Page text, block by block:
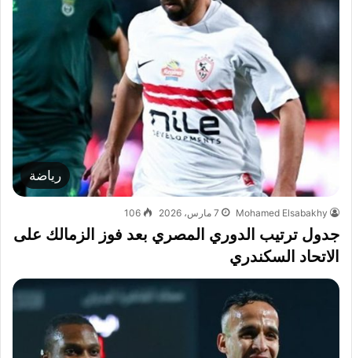
رياضة
Mohamed Elsabakhy 7 مارس، 2026 106
جدول ترتيب الدوري المصري بعد فوز الزمالك على
الاتحاد السكندري